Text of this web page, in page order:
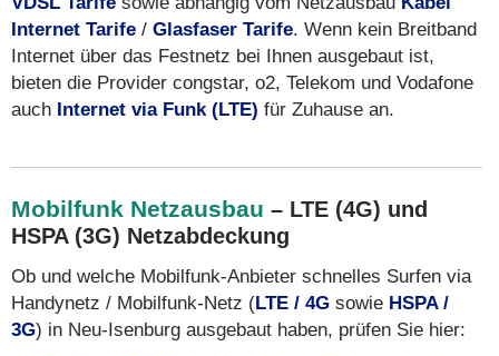
Internet Tarife / Glasfaser Tarife. Wenn kein Breitband
Internet über das Festnetz bei Ihnen ausgebaut ist,
bieten die Provider congstar, o2, Telekom und Vodafone
auch Internet via Funk (LTE) für Zuhause an.
Mobilfunk Netzausbau – LTE (4G) und
HSPA (3G) Netzabdeckung
Ob und welche Mobilfunk-Anbieter schnelles Surfen via
Handynetz / Mobilfunk-Netz (LTE / 4G sowie HSPA /
3G) in Neu-Isenburg ausgebaut haben, prüfen Sie hier: